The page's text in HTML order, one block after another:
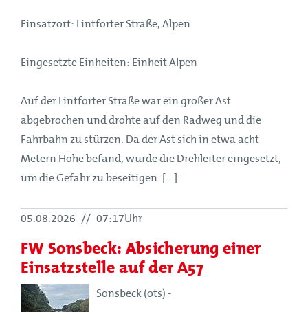
Einsatzort: Lintforter Straße, Alpen
Eingesetzte Einheiten: Einheit Alpen
Auf der Lintforter Straße war ein großer Ast
abgebrochen und drohte auf den Radweg und die
Fahrbahn zu stürzen. Da der Ast sich in etwa acht
Metern Höhe befand, wurde die Drehleiter eingesetzt,
um die Gefahr zu beseitigen. [...]
05.08.2026 // 07:17Uhr
FW Sonsbeck: Absicherung einer
Einsatzstelle auf der A57
Sonsbeck (ots) -